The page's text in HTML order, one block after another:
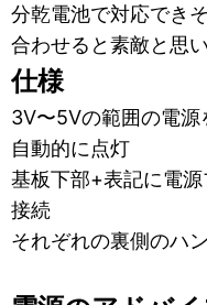
分乾電池で対応でき
合わせると素敵と思
仕様
3V〜5Vの範囲の電源
自動的に点灯
基板下部+表記に電
接続
それぞれの裏側のハ